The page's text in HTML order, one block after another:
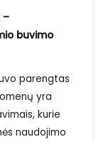
–
buvimo
parengtas
yra
kurie
naudojimo